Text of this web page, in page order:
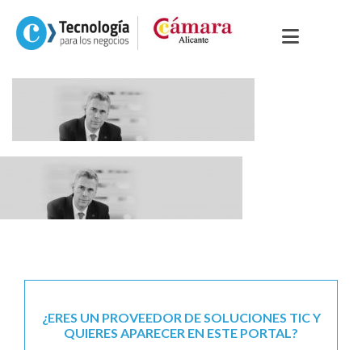
¿ERES UN PROVEEDOR DE SOLUCIONES TIC Y
QUIERES APARECER EN ESTE PORTAL?